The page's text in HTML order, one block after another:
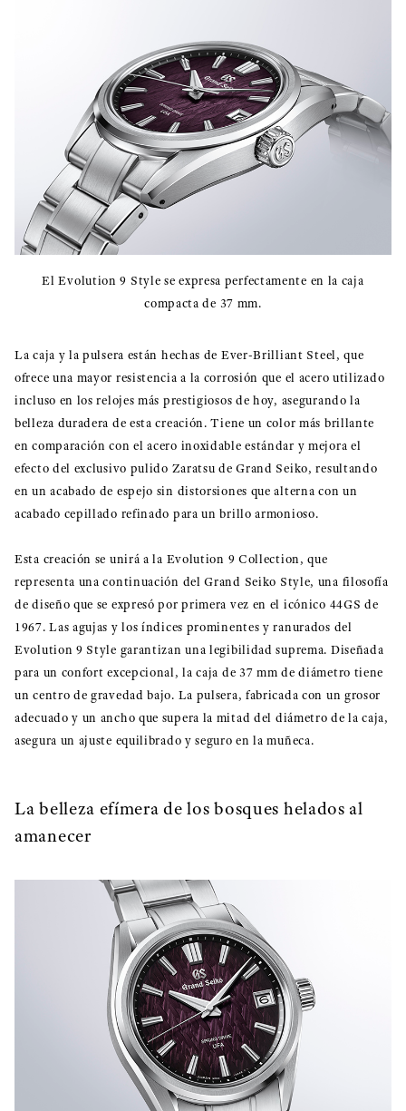
El Evolution 9 Style se expresa perfectamente en la caja
compacta de 37 mm.
La caja y la pulsera están hechas de Ever-Brilliant Steel, que
ofrece una mayor resistencia a la corrosión que el acero utilizado
incluso en los relojes más prestigiosos de hoy, asegurando la
belleza duradera de esta creación. Tiene un color más brillante
en comparación con el acero inoxidable estándar y mejora el
efecto del exclusivo pulido Zaratsu de Grand Seiko, resultando
en un acabado de espejo sin distorsiones que alterna con un
acabado cepillado refinado para un brillo armonioso.
Esta creación se unirá a la Evolution 9 Collection, que
representa una continuación del Grand Seiko Style, una filosofía
de diseño que se expresó por primera vez en el icónico 44GS de
1967. Las agujas y los índices prominentes y ranurados del
Evolution 9 Style garantizan una legibilidad suprema. Diseñada
para un confort excepcional, la caja de 37 mm de diámetro tiene
un centro de gravedad bajo. La pulsera, fabricada con un grosor
adecuado y un ancho que supera la mitad del diámetro de la caja,
asegura un ajuste equilibrado y seguro en la muñeca.
La belleza efímera de los bosques helados al
amanecer